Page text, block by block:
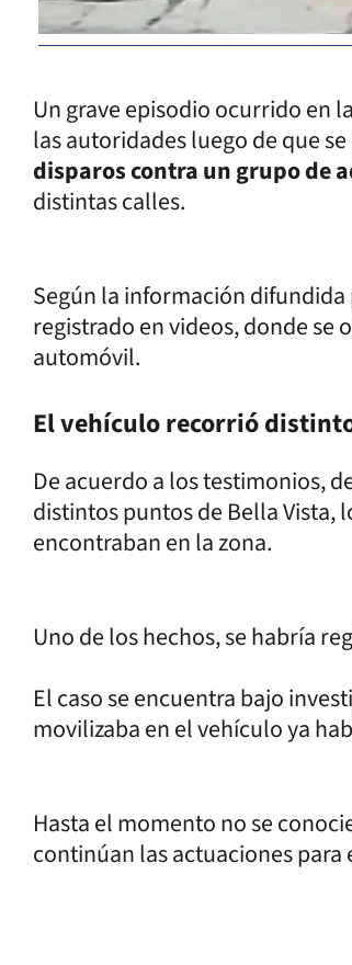
Un grave episodio ocurrido en
las autoridades luego de que se
disparos contra un grupo de
distintas calles.
Según la información
registrado en videos, donde se
automóvil.
El vehículo recorrió
De acuerdo a los testimonios,
distintos puntos de Bella Vista,
encontraban en la zona.
Uno de los hechos, se habría
El caso se encuentra bajo
movilizaba en el vehículo ya
Hasta el momento no se
continúan las actuaciones